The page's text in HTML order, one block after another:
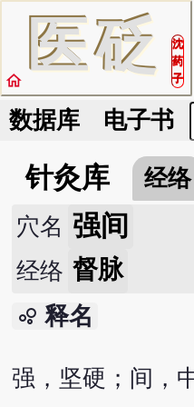
医砭
沈
药
子
home
数据库 电子书
针灸库 经络
穴名 强间
经络 督脉
bubble_chart 释名
强，坚硬；间，